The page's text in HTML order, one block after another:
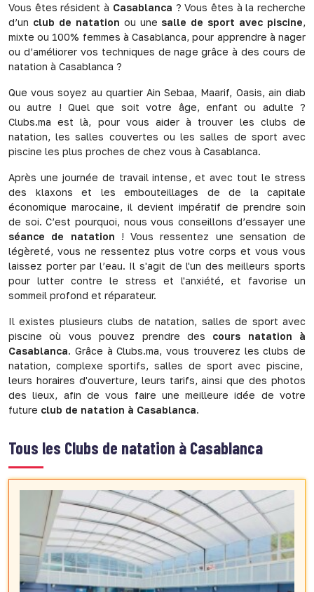
Vous êtes résident à Casablanca ? Vous êtes à la recherche
d’un club de natation ou une salle de sport avec piscine,
mixte ou 100% femmes à Casablanca, pour apprendre à nager
ou d’améliorer vos techniques de nage grâce à des cours de
natation à Casablanca ?
Que vous soyez au quartier Ain Sebaa, Maarif, Oasis, ain diab
ou autre ! Quel que soit votre âge, enfant ou adulte ?
Clubs.ma est là, pour vous aider à trouver les clubs de
natation, les salles couvertes ou les salles de sport avec
piscine les plus proches de chez vous à Casablanca.
Après une journée de travail intense, et avec tout le stress
des klaxons et les embouteillages de de la capitale
économique marocaine, il devient impératif de prendre soin
de soi. C’est pourquoi, nous vous conseillons d’essayer une
séance de natation ! Vous ressentez une sensation de
légèreté, vous ne ressentez plus votre corps et vous vous
laissez porter par l’eau. Il s'agit de l'un des meilleurs sports
pour lutter contre le stress et l'anxiété, et favorise un
sommeil profond et réparateur.
Il existes plusieurs clubs de natation, salles de sport avec
piscine où vous pouvez prendre des cours natation à
Casablanca. Grâce à Clubs.ma, vous trouverez les clubs de
natation, complexe sportifs, salles de sport avec piscine,
leurs horaires d'ouverture, leurs tarifs, ainsi que des photos
des lieux, afin de vous faire une meilleure idée de votre
future club de natation à Casablanca.
Tous les Clubs de natation à Casablanca